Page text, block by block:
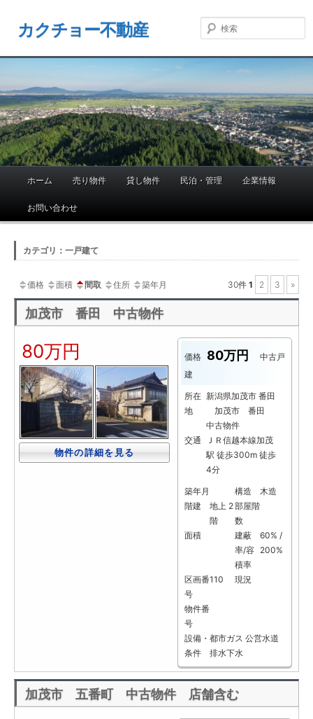
カクチョー不動産
ホーム 売り物件 貸し物件 民泊・管理 企業情報
お問い合わせ
カテゴリ：一戸建て
価格 面積 間取 住所 築年月 30件 1 2 3 »
加茂市 番田 中古物件
80万円
物件の詳細を見る
価格 80万円
中古戸
建
所在
地
新潟県加茂市 番田
加茂市 番田
中古物件
交通
ＪＲ信越本線加茂
駅 徒歩300m 徒歩
4分
築年月 構造
木造
階建
地上 2
階
部屋階
数
面積
建蔽
率/容
積率
60% /
200%
区画番
号
110 現況
物件番
号
設備・
条件
都市ガス 公営水道
排水下水
加茂市 五番町 中古物件 店舗含む